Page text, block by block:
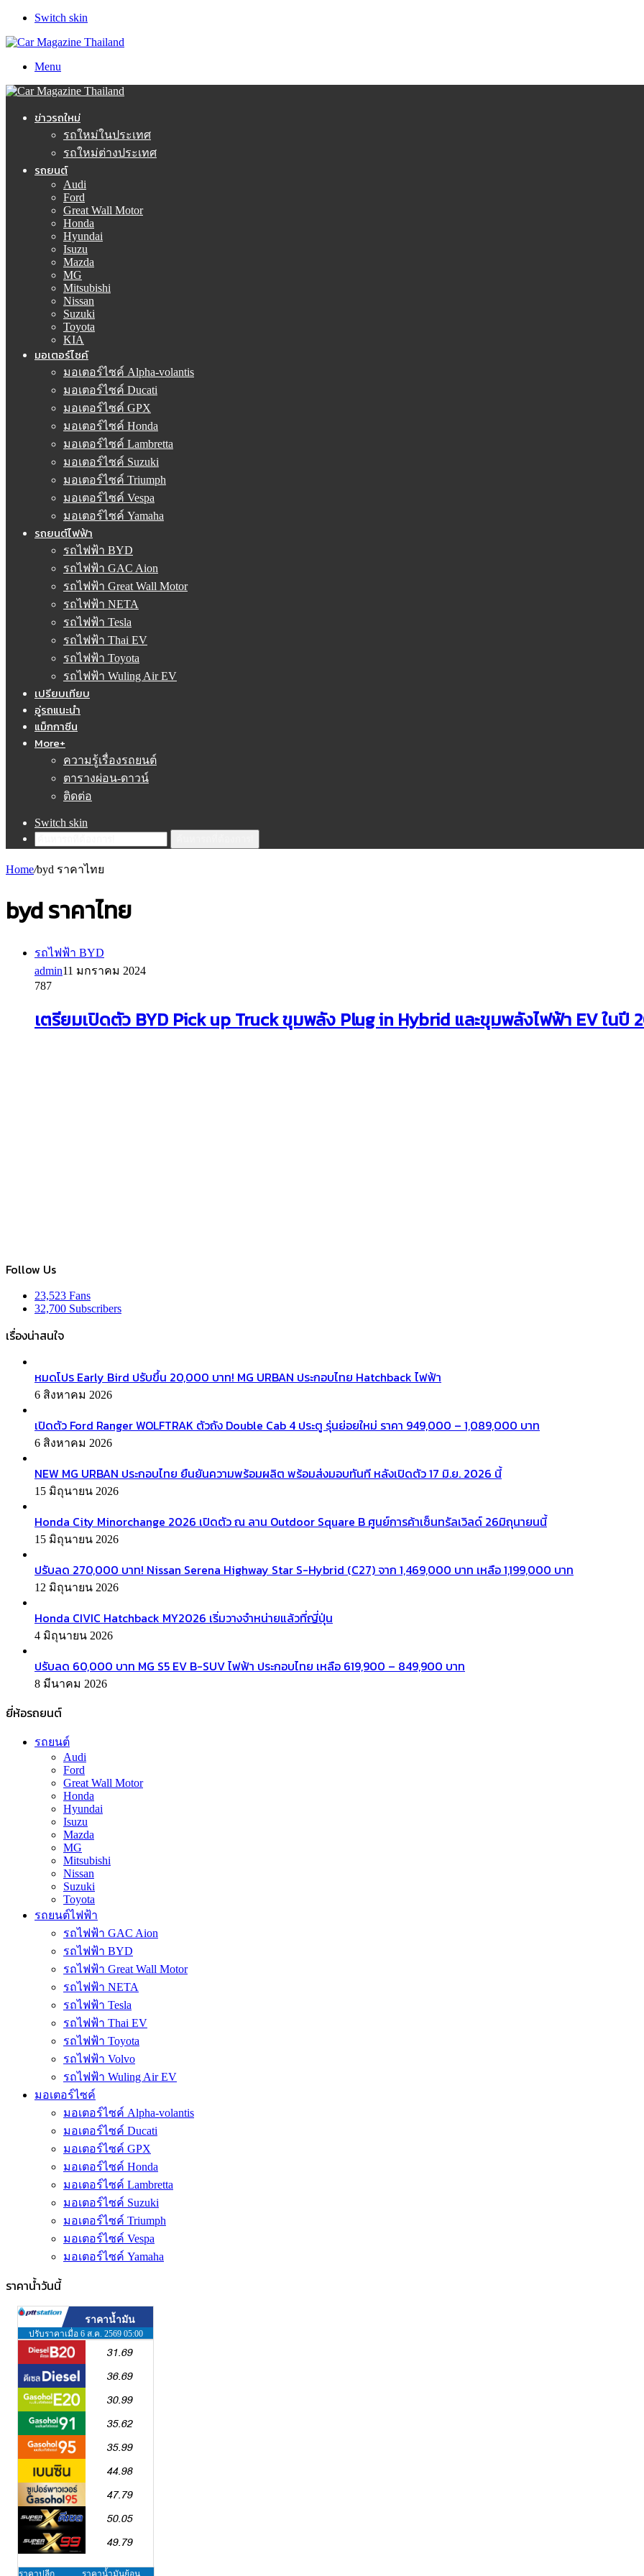
Switch skin
Menu
ข่าวรถใหม่
รถใหม่ในประเทศ
รถใหม่ต่างประเทศ
รถยนต์
Audi
Ford
Great Wall Motor
Honda
Hyundai
Isuzu
Mazda
MG
Mitsubishi
Nissan
Suzuki
Toyota
KIA
มอเตอร์ไซค์
มอเตอร์ไซค์ Alpha-volantis
มอเตอร์ไซค์ Ducati
มอเตอร์ไซค์ GPX
มอเตอร์ไซค์ Honda
มอเตอร์ไซค์ Lambretta
มอเตอร์ไซค์ Suzuki
มอเตอร์ไซค์ Triumph
มอเตอร์ไซค์ Vespa
มอเตอร์ไซค์ Yamaha
รถยนต์ไฟฟ้า
รถไฟฟ้า BYD
รถไฟฟ้า GAC Aion
รถไฟฟ้า Great Wall Motor
รถไฟฟ้า NETA
รถไฟฟ้า Tesla
รถไฟฟ้า Thai EV
รถไฟฟ้า Toyota
รถไฟฟ้า Wuling Air EV
เปรียบเทียบ
อู่รถแนะนำ
แม็กกาซีน
More+
ความรู้เรื่องรถยนต์
ตารางผ่อน-ดาวน์
ติดต่อ
Switch skin
Home/byd ราคาไทย
byd ราคาไทย
รถไฟฟ้า BYD
admin11 มกราคม 2024
787
เตรียมเปิดตัว BYD Pick up Truck ขุมพลัง Plug in Hybrid และขุมพลังไฟฟ้า EV ในปี
Follow Us
23,523 Fans
32,700 Subscribers
เรื่องน่าสนใจ
หมดโปร Early Bird ปรับขึ้น 20,000 บาท! MG URBAN ประกอบไทย Hatchback ไฟฟ้า
6 สิงหาคม 2026
เปิดตัว Ford Ranger WOLFTRAK ตัวถัง Double Cab 4 ประตู รุ่นย่อยใหม่ ราคา 949,000 – 1,089,000 บาท
6 สิงหาคม 2026
NEW MG URBAN ประกอบไทย ยืนยันความพร้อมผลิต พร้อมส่งมอบทันที หลังเปิดตัว 17 มิ.ย. 2026 นี้
15 มิถุนายน 2026
Honda City Minorchange 2026 เปิดตัว ณ ลาน Outdoor Square B ศูนย์การค้าเซ็นทรัลเวิลด์ 26มิถุนายนนี้
15 มิถุนายน 2026
ปรับลด 270,000 บาท! Nissan Serena Highway Star S-Hybrid (C27) จาก 1,469,000 บาท เหลือ 1,199,000 บาท
12 มิถุนายน 2026
Honda CIVIC Hatchback MY2026 เริ่มวางจำหน่ายแล้วที่ญี่ปุ่น
4 มิถุนายน 2026
ปรับลด 60,000 บาท MG S5 EV B-SUV ไฟฟ้า ประกอบไทย เหลือ 619,900 – 849,900 บาท
8 มีนาคม 2026
ยี่ห้อรถยนต์
รถยนต์
Audi
Ford
Great Wall Motor
Honda
Hyundai
Isuzu
Mazda
MG
Mitsubishi
Nissan
Suzuki
Toyota
รถยนต์ไฟฟ้า
รถไฟฟ้า GAC Aion
รถไฟฟ้า BYD
รถไฟฟ้า Great Wall Motor
รถไฟฟ้า NETA
รถไฟฟ้า Tesla
รถไฟฟ้า Thai EV
รถไฟฟ้า Toyota
รถไฟฟ้า Volvo
รถไฟฟ้า Wuling Air EV
มอเตอร์ไซค์
มอเตอร์ไซค์ Alpha-volantis
มอเตอร์ไซค์ Ducati
มอเตอร์ไซค์ GPX
มอเตอร์ไซค์ Honda
มอเตอร์ไซค์ Lambretta
มอเตอร์ไซค์ Suzuki
มอเตอร์ไซค์ Triumph
มอเตอร์ไซค์ Vespa
มอเตอร์ไซค์ Yamaha
ราคาน้ำวันนี้